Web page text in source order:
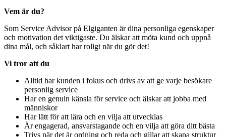
Vem är du?
Som Service Advisor på Elgiganten är dina personliga egenskaper
och motivation det viktigaste. Du älskar att möta kund och uppnå
dina mål, och såklart har roligt när du gör det!
Vi tror att du
Alltid har kunden i fokus och drivs av att ge varje besökare
personlig service
Har en genuin känsla för service och älskar att jobba med
människor
Har lätt för att lära och en vilja att utvecklas
Är engagerad, ansvarstagande och en vilja att göra ditt bästa
Trivs när det är ordning och reda och gillar att skapa struktur